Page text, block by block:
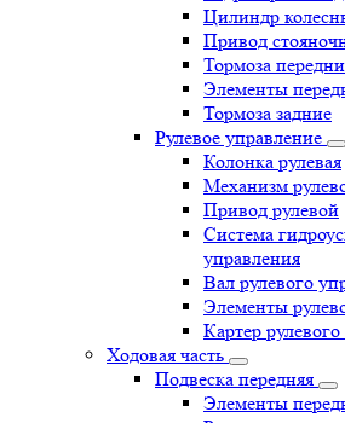
Цилиндр
Привод
Тормоза
Элементы
Тормоза задние
Рулевое управление
Колонка рулевая
Механизм
Привод рулевой
Система
управления
Вал рулевого
Элементы
Картер
Ходовая часть
Подвеска передняя
Элементы